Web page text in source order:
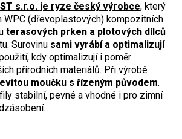
s.r.o. je ryze český výrobce, který
WPC (dřevoplastových) kompozitních
terasových prken a plotových dílců
Surovinu sami vyrábí a optimalizují
kdy optimalizují i poměr
přírodních materiálů. Při výrobě
moučku s řízeným původem.
stabilní, pevné a vhodné i pro zimní